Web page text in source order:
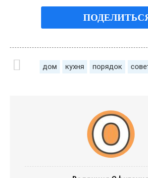
дом кухня порядок